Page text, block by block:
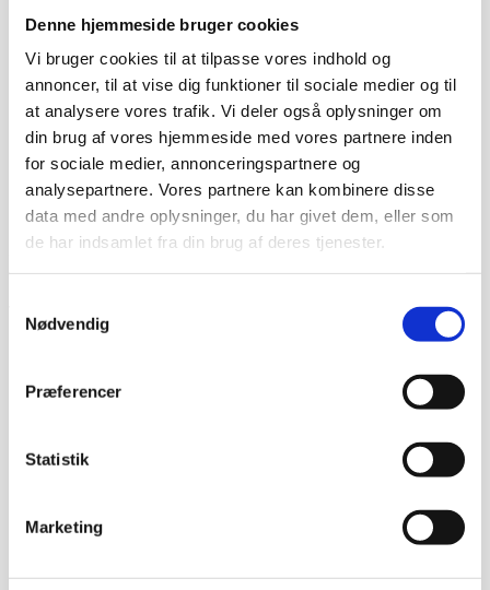
Denne hjemmeside bruger cookies
Vi bruger cookies til at tilpasse vores indhold og
annoncer, til at vise dig funktioner til sociale medier og til
at analysere vores trafik. Vi deler også oplysninger om
din brug af vores hjemmeside med vores partnere inden
for sociale medier, annonceringspartnere og
analysepartnere. Vores partnere kan kombinere disse
data med andre oplysninger, du har givet dem, eller som
de har indsamlet fra din brug af deres tjenester.
Nødvendig
Præferencer
Statistik
Marketing
Prismatch - Laveste pris!
således vi kan vende tilbage med den skarpeste pris.
Navn